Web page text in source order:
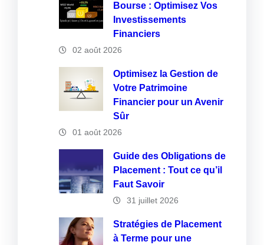
Bourse : Optimisez Vos
Investissements
Financiers
02 août 2026
Optimisez la Gestion de
Votre Patrimoine
Financier pour un Avenir
Sûr
01 août 2026
Guide des Obligations de
Placement : Tout ce qu’il
Faut Savoir
31 juillet 2026
Stratégies de Placement
à Terme pour une